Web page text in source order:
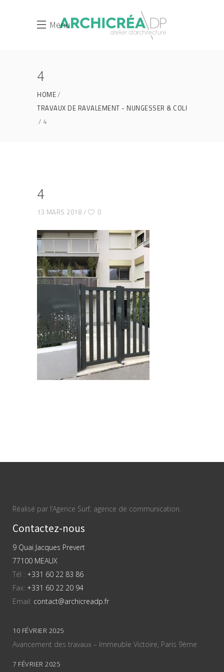
Menu
4
HOME
TRAVAUX DE RAVALEMENT - NUNGESSER & COLI
4
4
13 MARS 2018 0
Réalisé par l’Agence Surf, agence de communication.
Contactez-nous
9 Quai Jacques Prevert
77100 MEAUX
Tél : +331 60 22 83 86
Fax: +331 60 22 20 94
Email: contact@archicreadp.fr
10 FÉVRIER 2025
Avancement des travaux – Immeuble Victoire, Paris 9ème
7 FÉVRIER 2025